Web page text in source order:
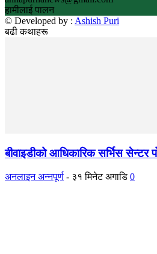
हामीलाई पालन
© Developed by : Ashish Puri
बढी कथाहरू
बीवाइडीको आधिकारिक सर्भिस सेन्टर
अनलाइन अन्नपूर्ण - ३१ मिनेट अगाडि 0